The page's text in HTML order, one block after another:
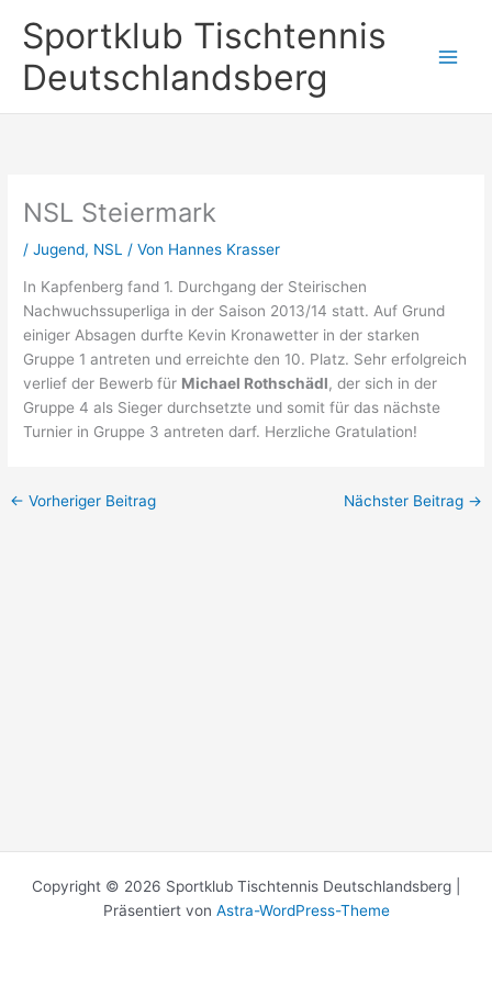
Inhalt
springen
Sportklub Tischtennis
Deutschlandsberg
NSL Steiermark
/Jugend, NSL / Von Hannes Krasser
In Kapfenberg fand 1. Durchgang der Steirischen
Nachwuchssuperliga in der Saison 2013/14 statt. Auf Grund
einiger Absagen durfte Kevin Kronawetter in der starken
Gruppe 1 antreten und erreichte den 10. Platz. Sehr erfolgreich
verlief der Bewerb für Michael Rothschädl, der sich in der
Gruppe 4 als Sieger durchsetzte und somit für das nächste
Turnier in Gruppe 3 antreten darf. Herzliche Gratulation!
← Vorheriger Beitrag Nächster Beitrag →
Copyright © 2026 Sportklub Tischtennis Deutschlandsberg |
Präsentiert von Astra-WordPress-Theme